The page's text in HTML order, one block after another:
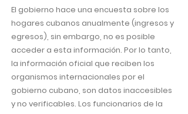
El gobierno hace una encuesta sobre los
hogares cubanos anualmente (ingresos y
egresos), sin embargo, no es posible
acceder a esta información. Por lo tanto,
la información oficial que reciben los
organismos internacionales por el
gobierno cubano, son datos inaccesibles
y no verificables. Los funcionarios de la